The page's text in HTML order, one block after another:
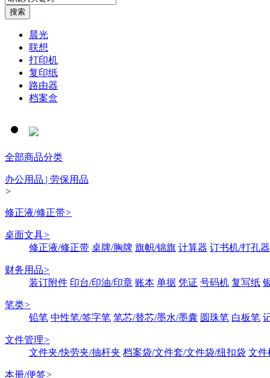
晨光
联想
打印机
复印纸
路由器
档案盒
全部商品分类
办公用品 | 劳保用品
>
修正液/修正带>
桌面文具>
修正液/修正带 桌牌/胸牌 旗帜/锦旗 计算器 订书机/打孔器
财务用品>
装订附件 印台/印油/印章 账本 单据 凭证 号码机 复写纸
笔类>
铅笔 中性笔/签字笔 笔芯/替芯/墨水/墨囊 圆珠笔 白板笔
文件管理>
文件夹/快劳夹/抽杆夹 档案袋/文件套/文件袋/纽扣袋 文件
本册/便签>